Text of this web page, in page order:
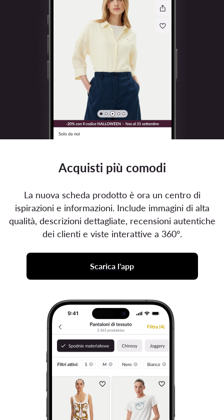
Acquisti più comodi
La nuova scheda prodotto è ora un centro di
ispirazioni e informazioni. Include immagini di alta
qualità, descrizioni dettagliate, recensioni autentiche
dei clienti e viste interattive a 360°.
Scarica l'app